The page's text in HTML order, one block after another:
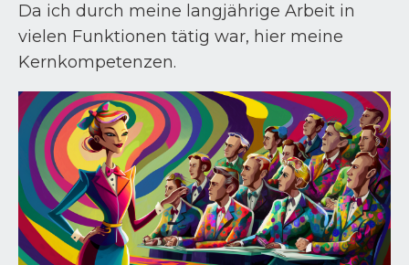
Da ich durch meine langjährige Arbeit in
vielen Funktionen tätig war, hier meine
Kernkompetenzen.